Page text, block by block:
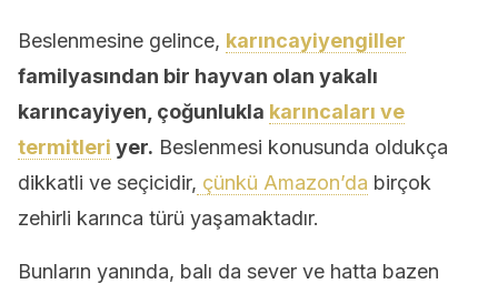
Beslenmesine gelince, karıncayiyengiller
familyasından bir hayvan olan yakalı
karıncayiyen, çoğunlukla karıncaları ve
termitleri yer. Beslenmesi konusunda oldukça
dikkatli ve seçicidir, çünkü Amazon’da birçok
zehirli karınca türü yaşamaktadır.
Bunların yanında, balı da sever ve hatta bazen